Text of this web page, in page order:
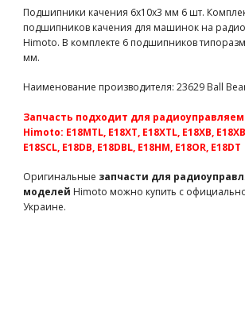
Подшипник 14x25,4 мм для двигателя
AY14B запчасти для
B-AY14B 1300 грн есть в наличии
LC-6079 143 грн есть в наличии
Передний подшипник SH18 для
запчасти для радиоуправляемых
TE1814A 420 грн есть в наличии
TM150814 есть в наличии
Подшипники качения 6х10х3 мм 6 шт.
подшипников качения для машинок на
Himoto. В комплекте 6 подшипников
мм.
Наименование производителя: 23629 Ball
Запчасть подходит для
Himoto: E18MTL, E18XT, E18XTL, E18XB,
E18SCL, E18DB, E18DBL, E18HM, E18OR, E18DT
Оригинальные запчасти для
моделей Himoto можно купить с
Украине.